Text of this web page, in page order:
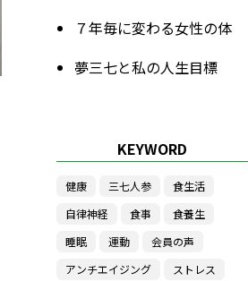
７年毎に変わる女性の体
夢三七と私の人生目標
KEYWORD
健康 三七人参
食生活
自律神経
食事
食養生
睡眠
運動
会員の声
アンチエイジング
ストレス